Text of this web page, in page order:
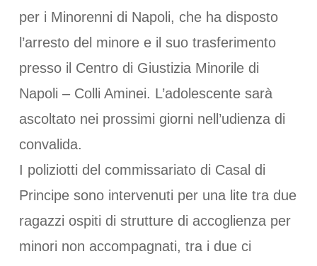
per i Minorenni di Napoli, che ha disposto
l’arresto del minore e il suo trasferimento
presso il Centro di Giustizia Minorile di
Napoli – Colli Aminei. L’adolescente sarà
ascoltato nei prossimi giorni nell’udienza di
convalida.
I poliziotti del commissariato di Casal di
Principe sono intervenuti per una lite tra due
ragazzi ospiti di strutture di accoglienza per
minori non accompagnati, tra i due ci